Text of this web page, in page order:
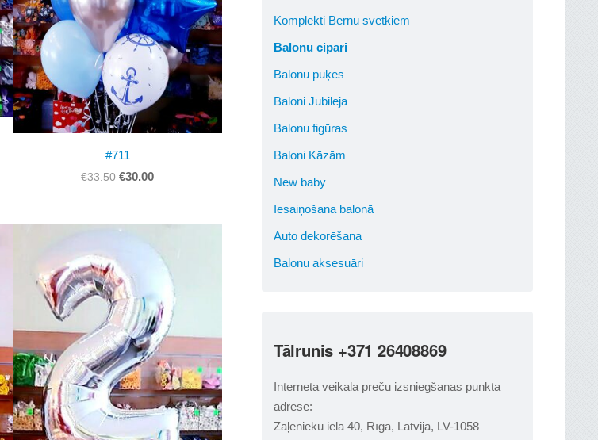
Komplekti Bērnu svētkiem
Balonu cipari
Balonu puķes
Baloni Jubilejā
Balonu figūras
Baloni Kāzām
New baby
Iesaiņošana balonā
Auto dekorēšana
Balonu aksesuāri
Tālrunis +371 26408869
Interneta veikala preču izsniegšanas punkta
adrese:
Zaļenieku iela 40, Rīga, Latvija, LV-1058
#711
€33.50 €30.00